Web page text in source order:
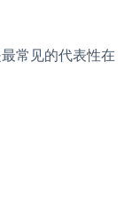
常见的代表性在